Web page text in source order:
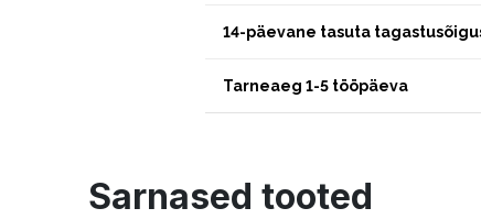
14-päevane tasuta
Tarneaeg 1-5 tööpäeva
Sarnased tooted